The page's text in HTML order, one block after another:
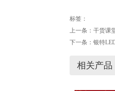
标签：
上一条： 干货课
下一条： 银特
相关产品